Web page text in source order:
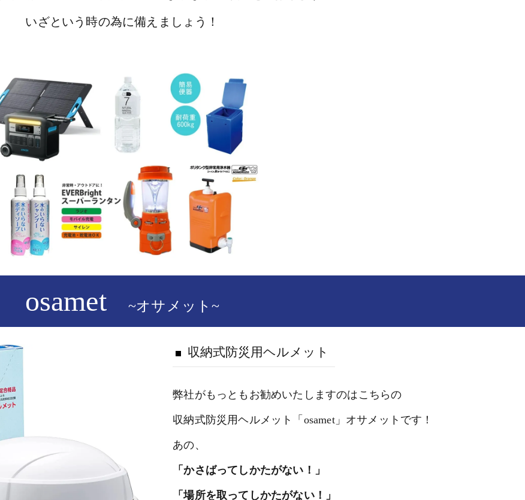
いざという時の為に備えましょう！
osamet ~オサメット~
収納式防災用ヘルメット
弊社がもっともお勧めいたしますのはこちらの
収納式防災用ヘルメット「osamet」オサメットです！
あの、
「かさばってしかたがない！」
「場所を取ってしかたがない！」